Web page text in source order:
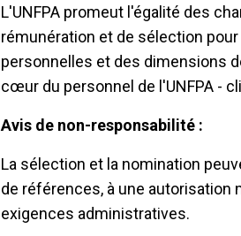
L'UNFPA promeut l'égalité des
rémunération et de sélection
personnelles et des dimensions
cœur du personnel de l'UNFPA -
Avis de non-responsabilité :
La sélection et la nomination
de références, à une autorisation
exigences administratives.